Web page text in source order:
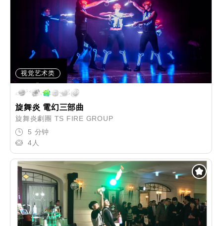
视觉艺术类
旋舞炎 電幻三部曲
旋舞炎劇團 TS FIRE GROUP
5 分钟
4人